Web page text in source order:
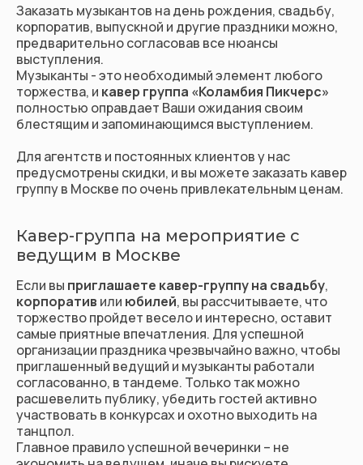
Заказать музыкантов на день рождения, свадьбу,
корпоратив, выпускной и другие праздники можно,
предварительно согласовав все нюансы
выступления.
Музыканты - это необходимый элемент любого
торжества, и кавер группа «Коламбия Пикчерс»
полностью оправдает Ваши ожидания своим
блестящим и запоминающимся выступлением.
Для агентств и постоянных клиентов у нас
предусмотрены скидки, и вы можете заказать кавер
группу в Москве по очень привлекательным ценам.
Кавер-группа на мероприятие с
ведущим в Москве
Если вы приглашаете кавер-группу на свадьбу,
корпоратив или юбилей, вы рассчитываете, что
торжество пройдет весело и интересно, оставит
самые приятные впечатления. Для успешной
организации праздника чрезвычайно важно, чтобы
приглашенный ведущий и музыканты работали
согласованно, в тандеме. Только так можно
расшевелить публику, убедить гостей активно
участвовать в конкурсах и охотно выходить на
танцпол.
Главное правило успешной вечеринки – не